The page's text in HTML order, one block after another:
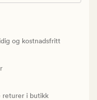
og kostnadsfritt
returer i butikk